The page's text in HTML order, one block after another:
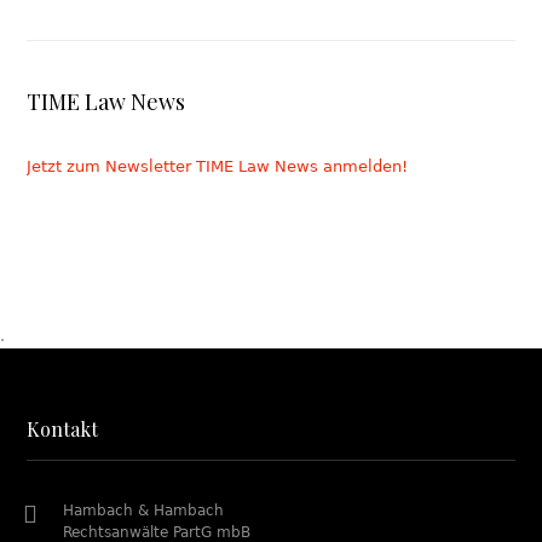
TIME Law News
Jetzt zum Newsletter TIME Law News anmelden!
.
Kontakt
Hambach & Hambach
Rechtsanwälte PartG mbB